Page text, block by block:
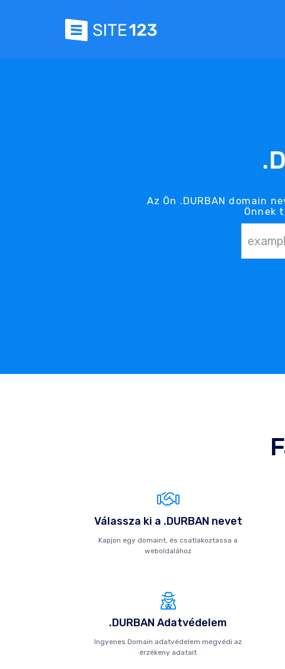
Az Ön .DURBAN domain
Önnek
Válassza ki a .DURBAN nevet
Kapjon egy domaint, és csatlakoztassa a
weboldalához
.DURBAN Adatvédelem
Ingyenes Domain adatvédelem megvédi az
érzékeny adatait